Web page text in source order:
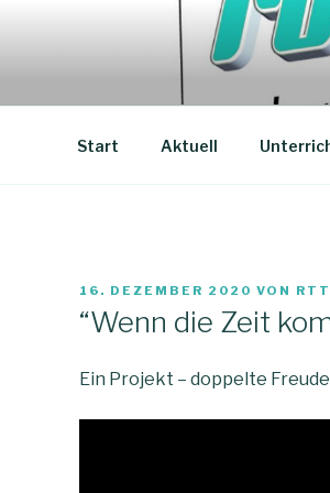
ROLLING
Unterricht, Coachings, Chor-
Start Aktuell
VERÖFFENTLICHT
16. DEZEMBER 2020 VON
“Wenn die Zeit
Ein Projekt – doppelte